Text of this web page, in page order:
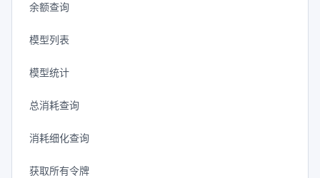
余额查询
模型列表
模型统计
总消耗查询
消耗细化查询
获取所有令牌